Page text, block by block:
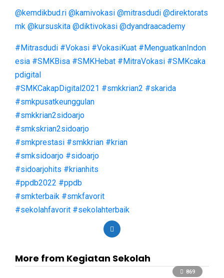
@kemdikbud.ri @kamivokasi @mitrasdudi @direktorats
mk @kursuskita @diktivokasi @dyandraacademy
#Mitrasdudi #Vokasi #VokasiKuat #MenguatkanIndon
esia #SMKBisa #SMKHebat #MitraVokasi #SMKcaka
pdigital
#SMKCakapDigital2021 #smkkrian2 #skarida
#smkpusatkeunggulan
#smkkrian2sidoarjo
#smkskrian2sidoarjo
#smkprestasi #smkkrian #krian
#smksidoarjo #sidoarjo
#sidoarjohits #krianhits
#ppdb2022 #ppdb
#smkterbaik #smkfavorit
#sekolahfavorit #sekolahterbaik
More from Kegiatan Sekolah
869